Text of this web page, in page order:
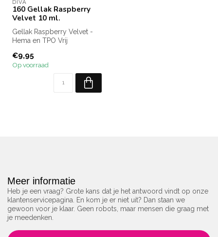
DIVA
160 Gellak Raspberry
Velvet 10 ml.
Gellak Raspberry Velvet -
Hema en TPO Vrij
€9,95
Op voorraad
Meer informatie
Heb je een vraag? Grote kans dat je het antwoord vindt op onze
klantenservicepagina. En kom je er niet uit? Dan staan we
gewoon voor je klaar. Geen robots, maar mensen die graag met
je meedenken.